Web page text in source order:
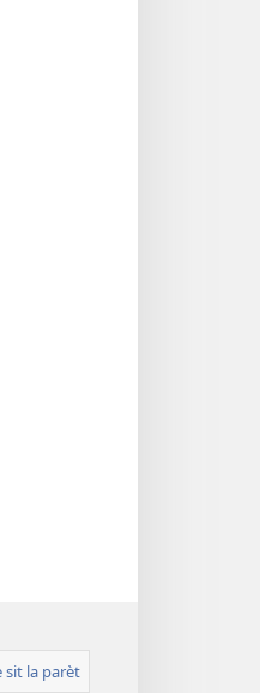
sit la parèt